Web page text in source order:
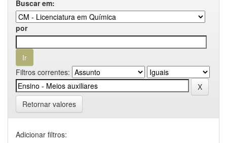
Buscar em:
por
Filtros correntes:
Retornar valores
Adicionar filtros: